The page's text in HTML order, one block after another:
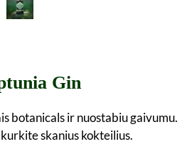
Gin
botanicals ir nuostabiu gaivumu.
skanius kokteilius.